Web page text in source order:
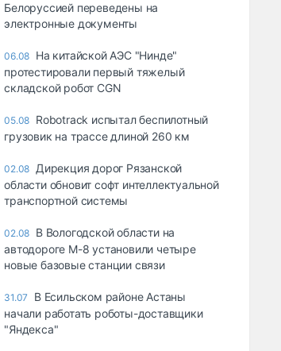
Белоруссией переведены на
электронные документы
06.08 На китайской АЭС "Нинде"
протестировали первый тяжелый
складской робот CGN
05.08 Robotrack испытал беспилотный
грузовик на трассе длиной 260 км
02.08 Дирекция дорог Рязанской
области обновит софт интеллектуальной
транспортной системы
02.08 В Вологодской области на
автодороге М-8 установили четыре
новые базовые станции связи
31.07
В Есильском районе Астаны
начали работать роботы-доставщики
"Яндекса"